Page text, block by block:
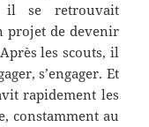
il se retrouvait
projet de devenir
les scouts, il
s’engager. Et
rapidement les
constamment au